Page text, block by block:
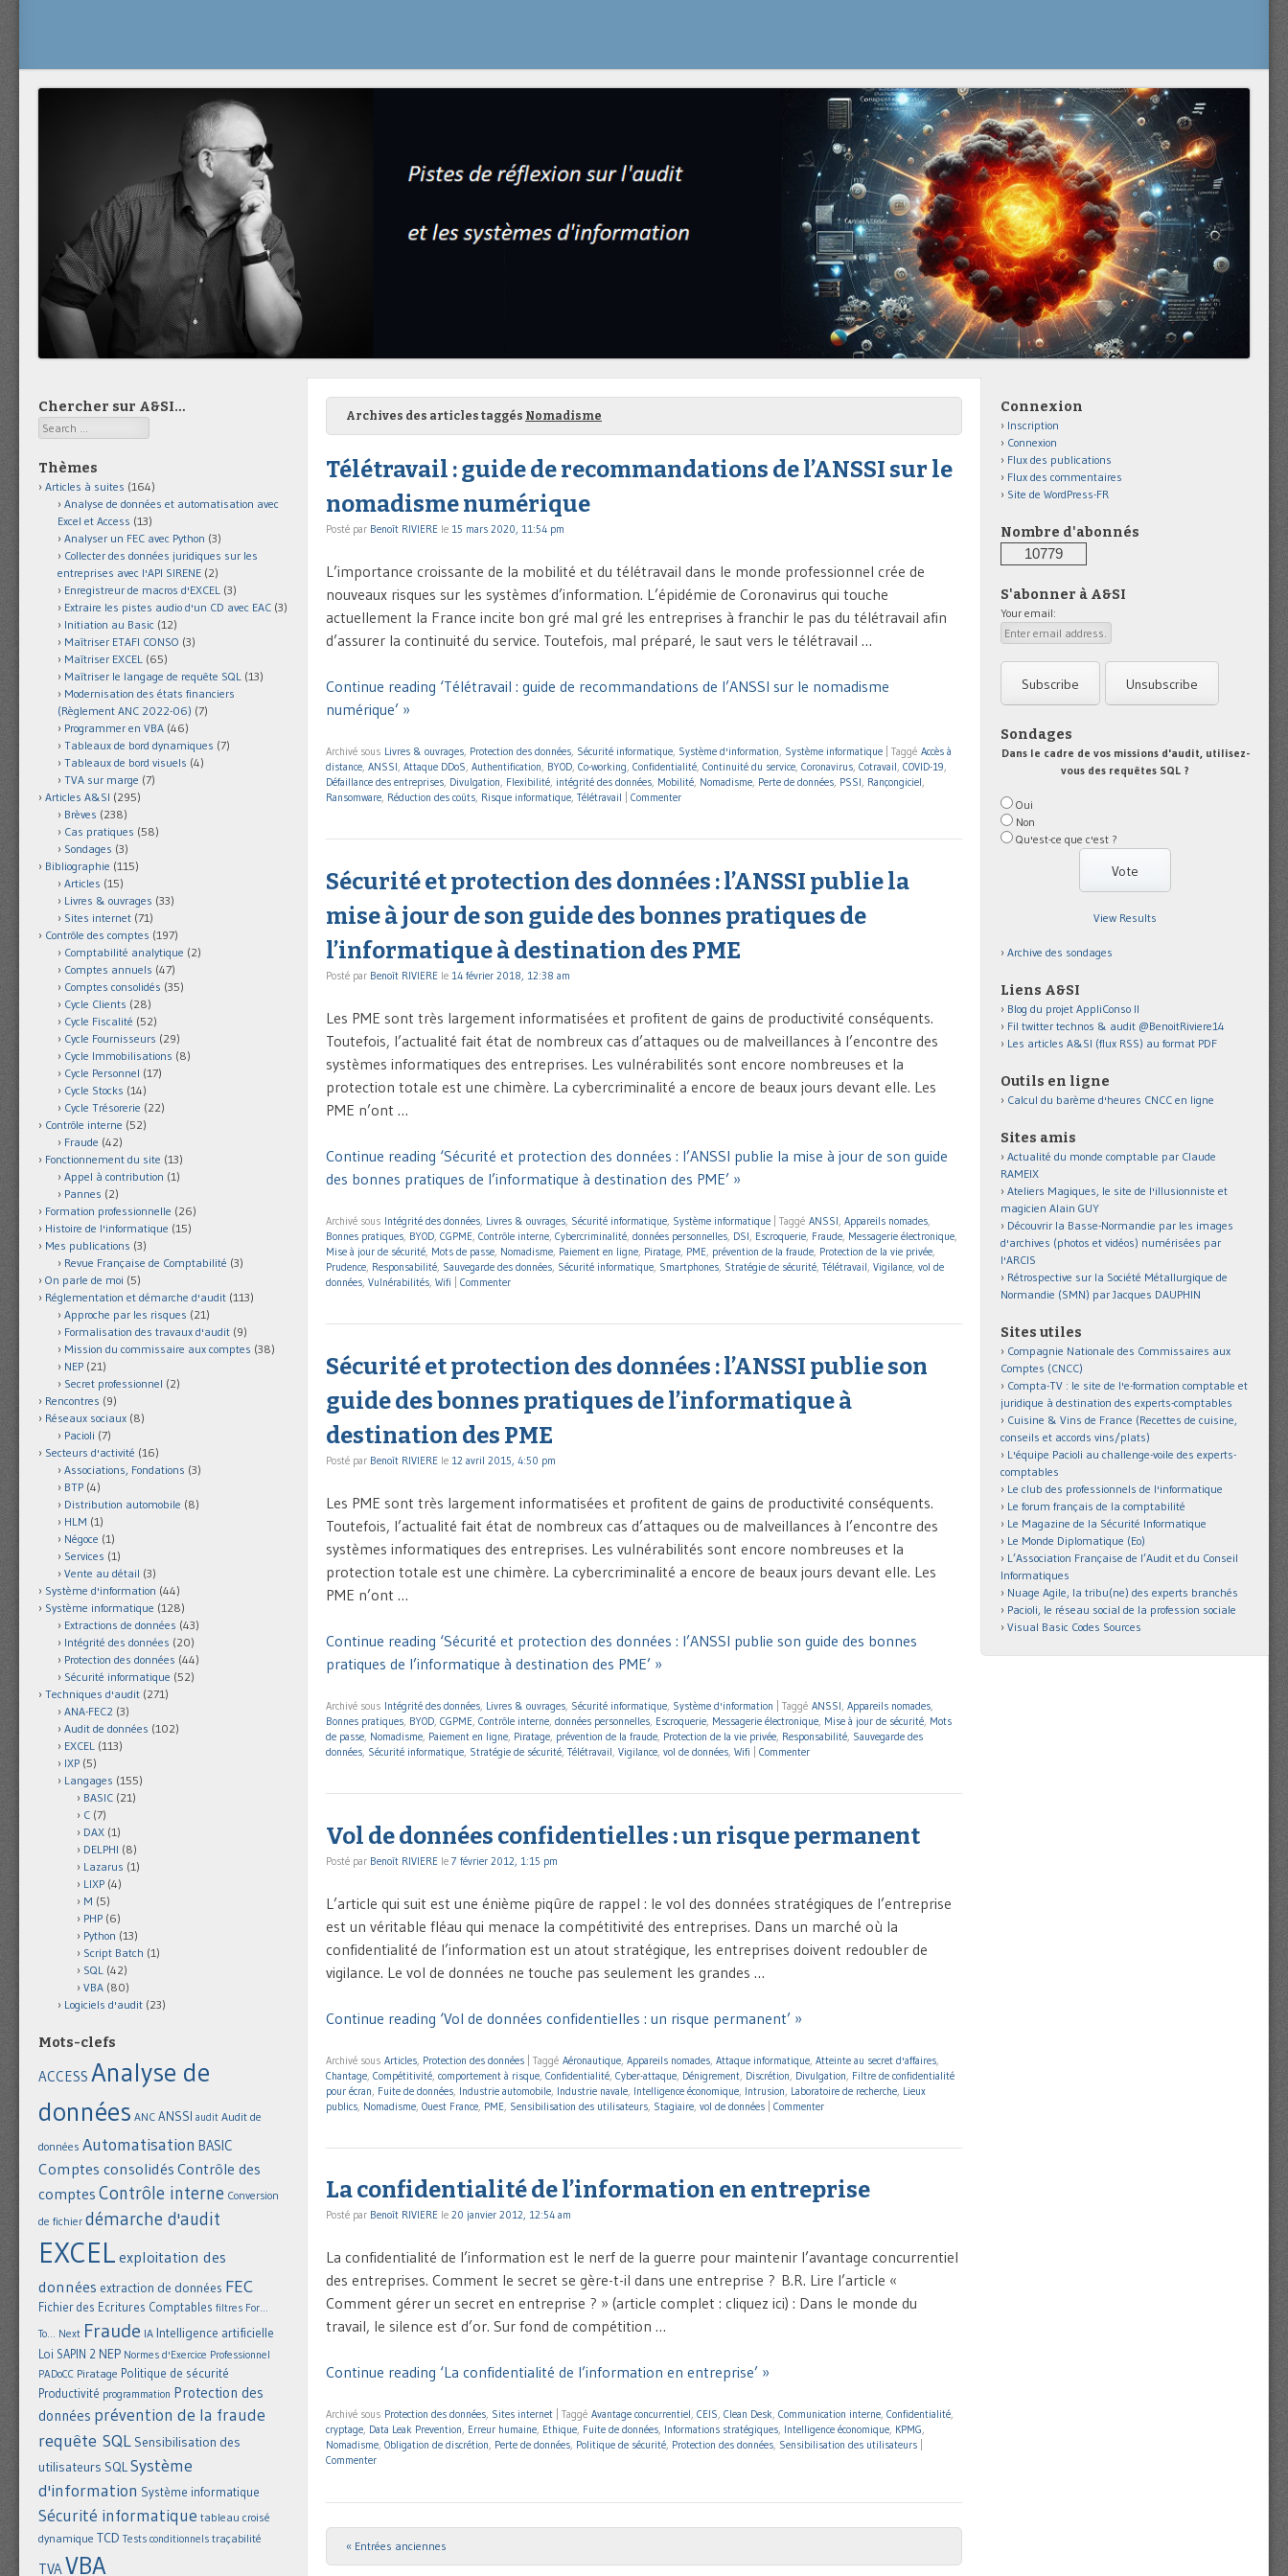
Archives des articles taggés Nomadisme
Télétravail : guide de recommandations de l’ANSSI sur le
nomadisme numérique
Posté par Benoît RIVIERE le 15 mars 2020, 11:54 pm
L’importance croissante de la mobilité et du télétravail dans le monde professionnel crée de
nouveaux risques sur les systèmes d’information. L’épidémie de Coronavirus qui touche
actuellement la France incite bon gré mal gré les entreprises à franchir le pas du télétravail afin
d’assurer la continuité du service. Toutefois, mal préparé, le saut vers le télétravail …
Continue reading ‘Télétravail : guide de recommandations de l’ANSSI sur le nomadisme
numérique’ »
Archivé sous Livres & ouvrages, Protection des données, Sécurité informatique, Système d'information, Système informatique Taggé Accès à
distance, ANSSI, Attaque DDoS, Authentification, BYOD, Co-working, Confidentialité, Continuité du service, Coronavirus, Cotravail, COVID-19,
Défaillance des entreprises, Divulgation, Flexibilité, intégrité des données, Mobilité, Nomadisme, Perte de données, PSSI, Rançongiciel,
Ransomware, Réduction des coûts, Risque informatique, Télétravail Commenter
Sécurité et protection des données : l’ANSSI publie la
mise à jour de son guide des bonnes pratiques de
l’informatique à destination des PME
Posté par Benoît RIVIERE le 14 février 2018, 12:38 am
Les PME sont très largement informatisées et profitent de gains de productivité conséquents.
Toutefois, l’actualité fait état de nombreux cas d’attaques ou de malveillances à l’encontre des
systèmes informatiques des entreprises. Les vulnérabilités sont encore nombreuses et la
protection totale est une chimère. La cybercriminalité a encore de beaux jours devant elle. Les
PME n’ont …
Continue reading ‘Sécurité et protection des données : l’ANSSI publie la mise à jour de son guide
des bonnes pratiques de l’informatique à destination des PME’ »
Archivé sous Intégrité des données, Livres & ouvrages, Sécurité informatique, Système informatique Taggé ANSSI, Appareils nomades,
Bonnes pratiques, BYOD, CGPME, Contrôle interne, Cybercriminalité, données personnelles, DSI, Escroquerie, Fraude, Messagerie électronique,
Mise à jour de sécurité, Mots de passe, Nomadisme, Paiement en ligne, Piratage, PME, prévention de la fraude, Protection de la vie privée,
Prudence, Responsabilité, Sauvegarde des données, Sécurité informatique, Smartphones, Stratégie de sécurité, Télétravail, Vigilance, vol de
données, Vulnérabilités, Wifi Commenter
Sécurité et protection des données : l’ANSSI publie son
guide des bonnes pratiques de l’informatique à
destination des PME
Posté par Benoît RIVIERE le 12 avril 2015, 4:50 pm
Les PME sont très largement informatisées et profitent de gains de productivité conséquents.
Toutefois, l’actualité fait état de nombreux cas d’attaques ou de malveillances à l’encontre des
systèmes informatiques des entreprises. Les vulnérabilités sont encore nombreuses et la
protection totale est une chimère. La cybercriminalité a encore de beaux jours devant elle. Les
PME n’ont …
Continue reading ‘Sécurité et protection des données : l’ANSSI publie son guide des bonnes
pratiques de l’informatique à destination des PME’ »
Archivé sous Intégrité des données, Livres & ouvrages, Sécurité informatique, Système d'information Taggé ANSSI, Appareils nomades,
Bonnes pratiques, BYOD, CGPME, Contrôle interne, données personnelles, Escroquerie, Messagerie électronique, Mise à jour de sécurité, Mots
de passe, Nomadisme, Paiement en ligne, Piratage, prévention de la fraude, Protection de la vie privée, Responsabilité, Sauvegarde des
données, Sécurité informatique, Stratégie de sécurité, Télétravail, Vigilance, vol de données, Wifi Commenter
Vol de données confidentielles : un risque permanent
Posté par Benoît RIVIERE le 7 février 2012, 1:15 pm
L’article qui suit est une énième piqûre de rappel : le vol des données stratégiques de l’entreprise
est un véritable fléau qui menace la compétitivité des entreprises. Dans un marché où la
confidentialité de l’information est un atout stratégique, les entreprises doivent redoubler de
vigilance. Le vol de données ne touche pas seulement les grandes …
Continue reading ‘Vol de données confidentielles : un risque permanent’ »
Archivé sous Articles Protection des données Taggé Aéronautique Appareils nomades Attaque informatique Atteinte au secret d'affaires
Chantage Compétitivité comportement à risque Confidentialité Cyber-attaque Dénigrement Discrétion Divulgation Filtre de confidentialité
pour écran Fuite de données Industrie automobile Industrie navale Intelligence économique Intrusion Laboratoire de recherche Lieux
publics Nomadisme Ouest France PME Sensibilisation des utilisateurs Stagiaire vol de données Commenter
La confidentialité de l’information en entreprise
Posté par Benoît RIVIERE le 20 janvier 2012, 12:54 am
La confidentialité de l’information est le nerf de la guerre pour maintenir l’avantage concurrentiel
des entreprises. Comment le secret se gère-t-il dans une entreprise ? B.R. Lire l’article «
Comment gérer un secret en entreprise ? » (article complet : cliquez ici) : Dans le monde du
travail, le silence est d’or. Sur fond de compétition …
Continue reading ‘La confidentialité de l’information en entreprise’ »
Archivé sous Protection des données, Sites internet Taggé Avantage concurrentiel, CEIS, Clean Desk, Communication interne, Confidentialité,
cryptage, Data Leak Prevention, Erreur humaine, Ethique, Fuite de données, Informations stratégiques, Intelligence économique, KPMG,
Nomadisme, Obligation de discrétion, Perte de données, Politique de sécurité, Protection des données, Sensibilisation des utilisateurs
Commenter
Post navigation
« Entrées anciennes
Chercher sur A&SI…
Search
Thèmes
Articles à suites (164)
Analyse de données et automatisation avec
Excel et Access (13)
Analyser un FEC avec Python (3)
Collecter des données juridiques sur les
entreprises avec l'API SIRENE (2)
Enregistreur de macros d'EXCEL (3)
Extraire les pistes audio d'un CD avec EAC (3)
Initiation au Basic (12)
Maîtriser ETAFI CONSO (3)
Maîtriser EXCEL (65)
Maîtriser le langage de requête SQL (13)
Modernisation des états financiers
(Règlement ANC 2022-06) (7)
Programmer en VBA (46)
Tableaux de bord dynamiques (7)
Tableaux de bord visuels (4)
TVA sur marge (7)
Articles A&SI (295)
Brèves (238)
Cas pratiques (58)
Sondages (3)
Bibliographie (115)
Articles (15)
Livres & ouvrages (33)
Sites internet (71)
Contrôle des comptes (197)
Comptabilité analytique (2)
Comptes annuels (47)
Comptes consolidés (35)
Cycle Clients (28)
Cycle Fiscalité (52)
Cycle Fournisseurs (29)
Cycle Immobilisations (8)
Cycle Personnel (17)
Cycle Stocks (14)
Cycle Trésorerie (22)
Contrôle interne (52)
Fraude (42)
Fonctionnement du site (13)
Appel à contribution (1)
Pannes (2)
Formation professionnelle (26)
Histoire de l'informatique (15)
Mes publications (3)
Revue Française de Comptabilité (3)
On parle de moi (5)
Réglementation et démarche d'audit (113)
Approche par les risques (21)
Formalisation des travaux d'audit (9)
Mission du commissaire aux comptes (38)
NEP (21)
Secret professionnel (2)
Rencontres (9)
Réseaux sociaux (8)
Pacioli (7)
Secteurs d'activité (16)
Associations, Fondations (3)
BTP (4)
Distribution automobile (8)
HLM (1)
Négoce (1)
Services (1)
Vente au détail (3)
Système d'information (44)
Système informatique (128)
Extractions de données (43)
Intégrité des données (20)
Protection des données (44)
Sécurité informatique (52)
Techniques d'audit (271)
ANA-FEC2 (3)
Audit de données (102)
EXCEL (113)
IXP (5)
Langages (155)
BASIC (21)
C (7)
DAX (1)
DELPHI (8)
Lazarus (1)
LIXP (4)
M (5)
PHP (6)
Python (13)
Script Batch (1)
SQL (42)
VBA (80)
Logiciels d'audit (23)
Mots-clefs
ACCESS Analyse de
données ANC ANSSI audit Audit de
données Automatisation BASIC
Comptes consolidés Contrôle des
comptes Contrôle interne Conversion
de fichier démarche d'audit
EXCEL exploitation des
données extraction de données FEC
Fichier des Ecritures Comptables filtres For...
To... Next Fraude IA Intelligence artificielle
Loi SAPIN 2 NEP Normes d'Exercice Professionnel
PADoCC Piratage Politique de sécurité
Productivité programmation Protection des
données prévention de la fraude
requête SQL Sensibilisation des
utilisateurs SQLSystème
d'information Système informatique
Sécurité informatique tableau croisé
dynamique TCD Tests conditionnels traçabilité
TVAVBA
Connexion
Inscription
Connexion
Flux des publications
Flux des commentaires
Site de WordPress-FR
Nombre d'abonnés
10779
S'abonner à A&SI
Your email:
Sondages
Dans le cadre de vos missions d'audit, utilisez-
vous des requêtes SQL ?
Oui
Non
Qu'est-ce que c'est ?
View Results
Archive des sondages
Liens A&SI
Blog du projet AppliConso II
Fil twitter technos & audit @BenoitRiviere14
Les articles A&SI (flux RSS) au format PDF
Outils en ligne
Calcul du barème d'heures CNCC en ligne
Sites amis
Actualité du monde comptable par Claude
RAMEIX
Ateliers Magiques, le site de l'illusionniste et
magicien Alain GUY
Découvrir la Basse-Normandie par les images
d'archives (photos et vidéos) numérisées par
l'ARCIS
Rétrospective sur la Société Métallurgique de
Normandie (SMN) par Jacques DAUPHIN
Sites utiles
Compagnie Nationale des Commissaires aux
Comptes (CNCC)
Compta-TV : le site de l'e-formation comptable et
juridique à destination des experts-comptables
Cuisine & Vins de France (Recettes de cuisine,
conseils et accords vins/plats)
L'équipe Pacioli au challenge-voile des experts-
comptables
Le club des professionnels de l'informatique
Le forum français de la comptabilité
Le Magazine de la Sécurité Informatique
Le Monde Diplomatique (Eo)
L’Association Française de l’Audit et du Conseil
Informatiques
Nuage Agile, la tribu(ne) des experts branchés
Pacioli, le réseau social de la profession sociale
Visual Basic Codes Sources